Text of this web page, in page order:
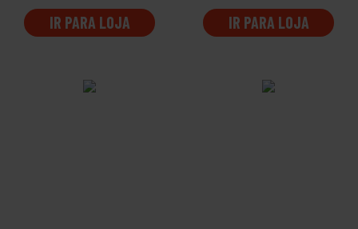
IR PARA LOJA IR PARA LOJA